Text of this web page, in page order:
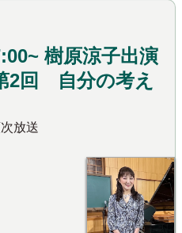
樹原涼子出演
2回 自分の考え
次放送